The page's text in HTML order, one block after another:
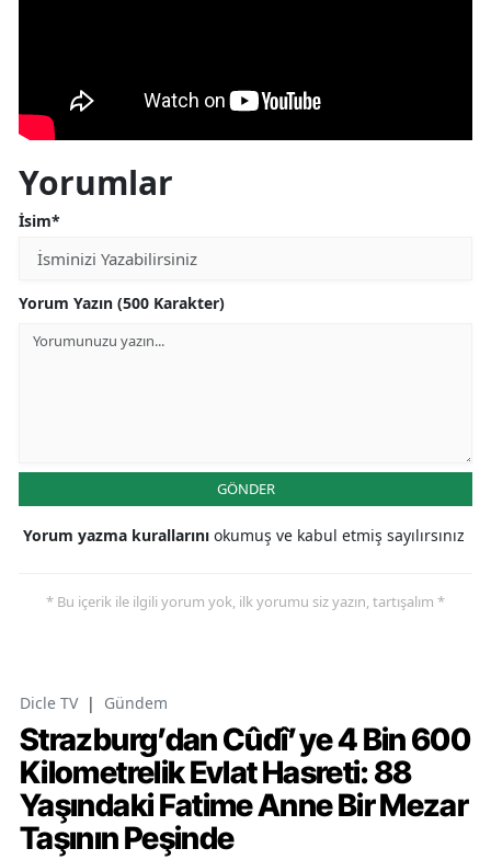
Yorumlar
İsim*
Yorum Yazın (500 Karakter)
GÖNDER
Yorum yazma kurallarını okumuş ve kabul etmiş sayılırsınız
* Bu içerik ile ilgili yorum yok, ilk yorumu siz yazın, tartışalım *
Dicle TV | Gündem
Strazburg’dan Cûdî’ye 4 Bin 600
Kilometrelik Evlat Hasreti: 88
Yaşındaki Fatime Anne Bir Mezar
Taşının Peşinde